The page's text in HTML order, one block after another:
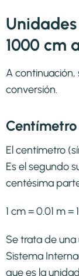
1000 cm
A continuación,
conversión.
Centímetro
El centímetro
Es el segundo
centésima
1 cm = 0.01 m =
Se trata de
Sistema
que es la